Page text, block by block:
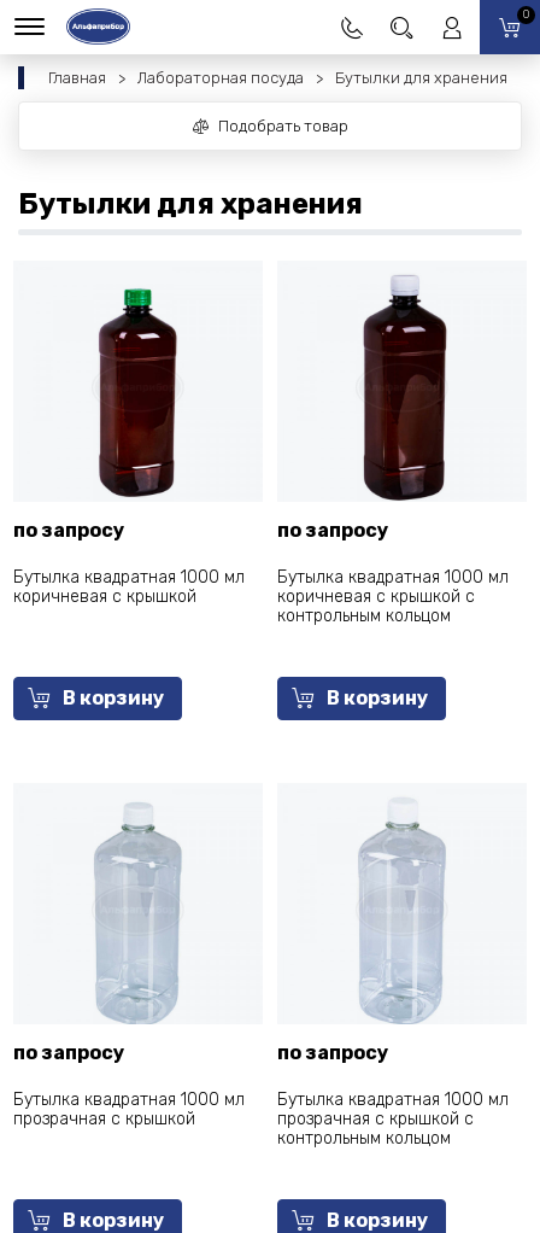
0
Главная Лабораторная посуда Бутылки для хранения
Подобрать товар
Бутылки для хранения
по запросу
Бутылка квадратная 1000 мл
коричневая с крышкой
В корзину
по запросу
Бутылка квадратная 1000 мл
коричневая с крышкой с
контрольным кольцом
В корзину
по запросу
Бутылка квадратная 1000 мл
прозрачная с крышкой
В корзину
по запросу
Бутылка квадратная 1000 мл
прозрачная с крышкой с
контрольным кольцом
В корзину